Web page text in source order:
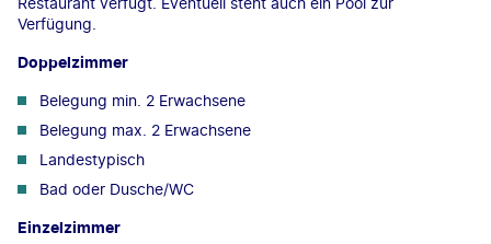
Verfügung.
Doppelzimmer
Belegung min. 2 Erwachsene
Belegung max. 2 Erwachsene
Landestypisch
Bad oder Dusche/WC
Einzelzimmer